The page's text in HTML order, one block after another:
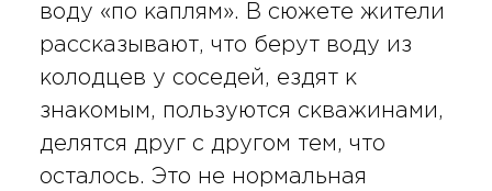
воду «по каплям». В сюжете жители
рассказывают, что берут воду из
колодцев у соседей, ездят к
знакомым, пользуются скважинами,
делятся друг с другом тем, что
осталось. Это не нормальная